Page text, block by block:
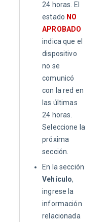
24 horas. El
estado NO
APROBADO
indica que el
dispositivo
no se
comunicó
con la red en
las últimas
24 horas.
Seleccione la
próxima
sección.
En la sección
Vehículo,
ingrese la
información
relacionada